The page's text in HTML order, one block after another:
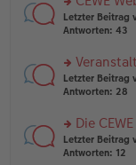
rs
te
n
g
el
e
n
er
Letzter Beitrag
Antworten: 43
rs
te
n
g
el
Letzter Beitrag
Antworten: 28
rs
te
Die
Letzter Beitrag
Antworten: 12